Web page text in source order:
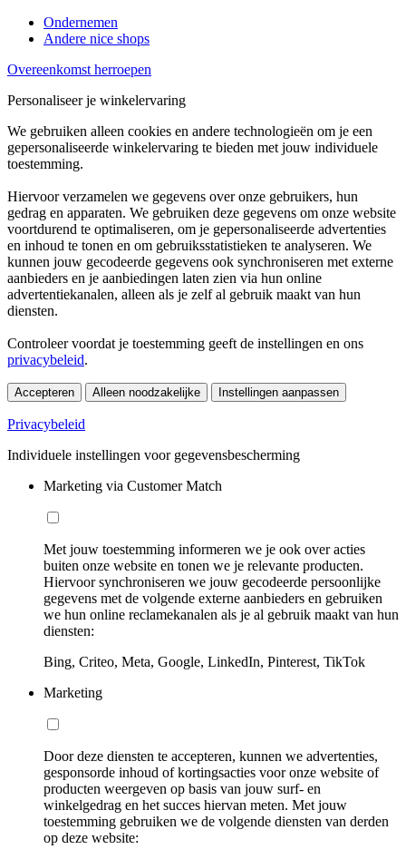
Ondernemen
Andere nice shops
Overeenkomst herroepen
Personaliseer je winkelervaring
We gebruiken alleen cookies en andere technologieën om je een
gepersonaliseerde winkelervaring te bieden met jouw individuele
toestemming.
Hiervoor verzamelen we gegevens over onze gebruikers, hun
gedrag en apparaten. We gebruiken deze gegevens om onze website
voortdurend te optimaliseren, om je gepersonaliseerde advertenties
en inhoud te tonen en om gebruiksstatistieken te analyseren. We
kunnen jouw gecodeerde gegevens ook synchroniseren met externe
aanbieders en je aanbiedingen laten zien via hun online
advertentiekanalen, alleen als je zelf al gebruik maakt van hun
diensten.
Controleer voordat je toestemming geeft de instellingen en ons
privacybeleid.
Accepteren Alleen noodzakelijke Instellingen aanpassen
Privacybeleid
Individuele instellingen voor gegevensbescherming
Marketing via Customer Match
Met jouw toestemming informeren we je ook over acties
buiten onze website en tonen we je relevante producten.
Hiervoor synchroniseren we jouw gecodeerde persoonlijke
gegevens met de volgende externe aanbieders en gebruiken
we hun online reclamekanalen als je al gebruik maakt van hun
diensten:
Bing, Criteo, Meta, Google, LinkedIn, Pinterest, TikTok
Marketing
Door deze diensten te accepteren, kunnen we advertenties,
gesponsorde inhoud of kortingsacties voor onze website of
producten weergeven op basis van jouw surf- en
winkelgedrag en het succes hiervan meten. Met jouw
toestemming gebruiken we de volgende diensten van derden
op deze website: